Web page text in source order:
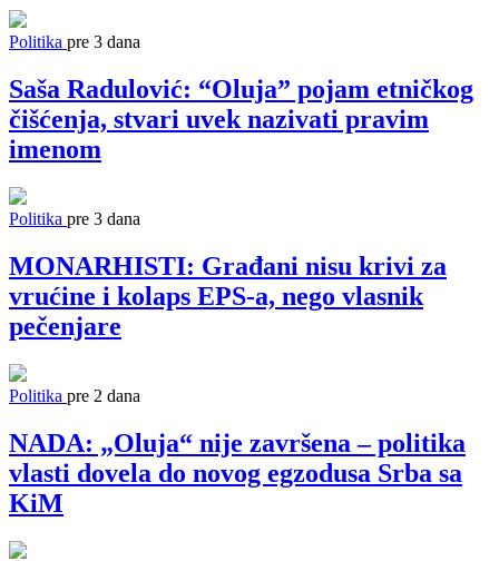
Politika pre 3 dana
Saša Radulović: “Oluja” pojam etničkog
čišćenja, stvari uvek nazivati pravim
imenom
Politika pre 3 dana
MONARHISTI: Građani nisu krivi za
vrućine i kolaps EPS-a, nego vlasnik
pečenjare
Politika pre 2 dana
NADA: „Oluja“ nije završena – politika
vlasti dovela do novog egzodusa Srba sa
KiM